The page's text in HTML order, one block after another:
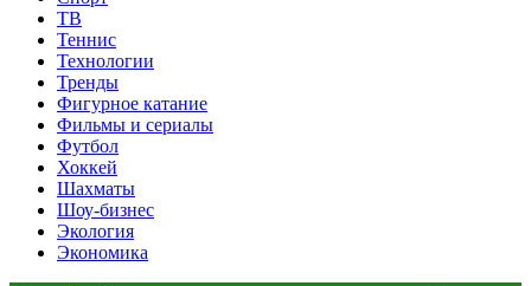
ТВ
Теннис
Технологии
Тренды
Фигурное катание
Фильмы и сериалы
Футбол
Хоккей
Шахматы
Шоу-бизнес
Экология
Экономика